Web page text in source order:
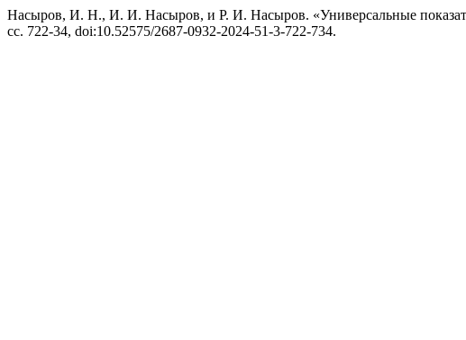
Насыров, И. Н., И. И. Насыров, и Р. И. Насыров. «Универсальные
сс. 722-34, doi:10.52575/2687-0932-2024-51-3-722-734.